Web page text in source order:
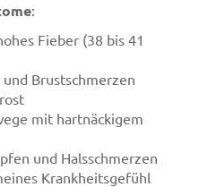
:
Fieber (38 bis 41
Brustschmerzen
mit hartnäckigem
und Halsschmerzen
Krankheitsgefühl